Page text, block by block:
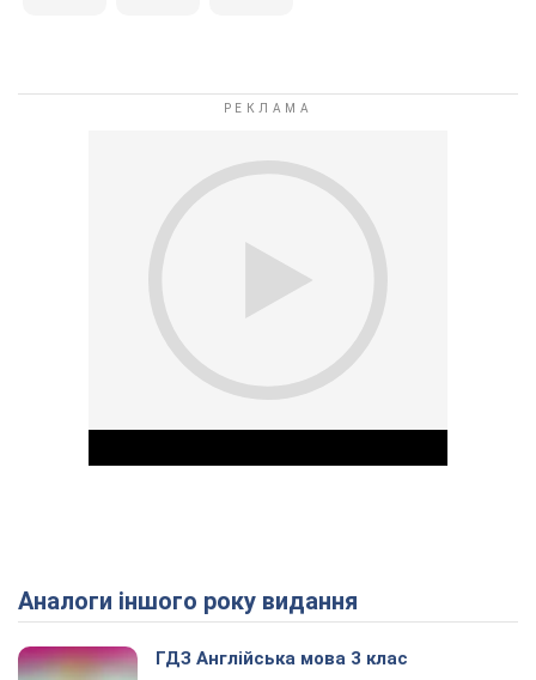
Play Video
Аналоги іншого року видання
ГДЗ Англійська мова 3 клас